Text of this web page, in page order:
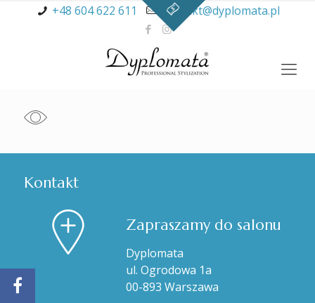
+48 604 622 611 kontakt@dyplomata.pl
Kontakt
Zapraszamy do salonu
Dyplomata
ul. Ogrodowa 1a
00-893 Warszawa